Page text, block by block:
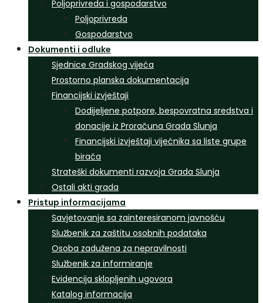
Poljoprivreda i gospodarstvo
Poljoprivreda
Gospodarstvo
Dokumenti i odluke
Sjednice Gradskog vijeća
Prostorno planska dokumentacija
Financijski izvještaji
Dodijeljene potpore, bespovratna sredstva i
donacije iz Proračuna Grada Slunja
Financijski izvještaji vijećnika sa liste grupe
birača
Strateški dokumenti razvoja Grada Slunja
Ostali akti grada
Pristup informacijama
Savjetovanje sa zainteresiranom javnošću
Službenik za zaštitu osobnih podataka
Osoba zadužena za nepravilnosti
Službenik za informiranje
Evidencija sklopljenih ugovora
Katalog informacija